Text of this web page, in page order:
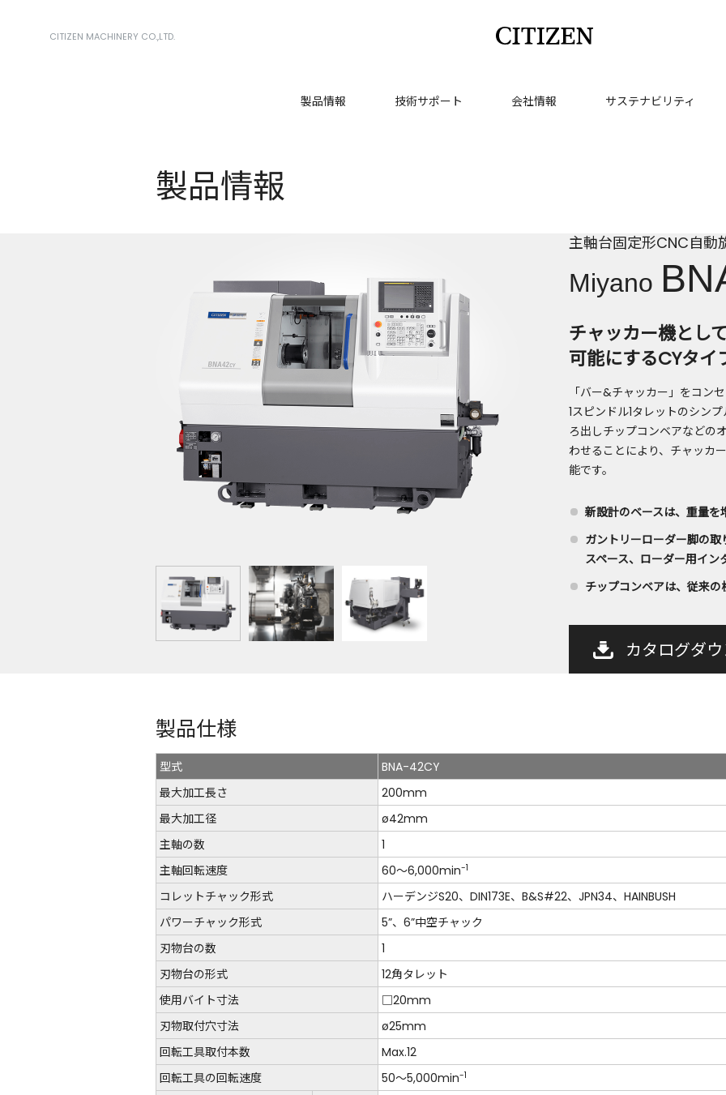
CITIZEN MACHINERY CO.,LTD.
製品情報 技術サポート 会社情報 サステナビリティ
製品情報
主軸台固定形CNC自動
Miyano
チャッカー機とし
可能にするCYタイ
「バー&チャッカー」をコン
1スピンドル1タレットのシン
ろ出しチップコンベアなどの
わせることにより、チャッカ
能です。
新設計のベースは、重量
ガントリーローダー脚の
スペース、ローダー用イン
チップコンベアは、従来
カタログダ
製品仕様
型式
BNA-42CY
最大加工長さ
200mm
最大加工径
ø42mm
主軸の数
1
主軸回転速度
60～6,000min-1
コレットチャック形式
ハーデンジS20、DIN173E、B&S#22、JPN34、HAINBUSH
パワーチャック形式
5”、6”中空チャック
刃物台の数
1
刃物台の形式
12角タレット
使用バイト寸法
□20mm
刃物取付穴寸法
ø25mm
回転工具取付本数
Max.12
回転工具の回転速度
50～5,000min-1